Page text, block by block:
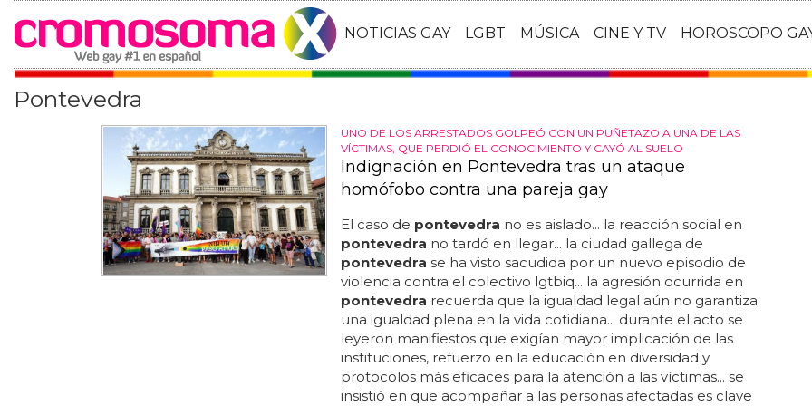
NOTICIAS GAY LGBT MÚSICA CINE Y TV HOROSCOPO
Pontevedra
UNO DE LOS ARRESTADOS GOLPEÓ CON UN PUÑETAZO A UNA DE LAS
VÍCTIMAS, QUE PERDIÓ EL CONOCIMIENTO Y CAYÓ AL SUELO
Indignación en Pontevedra tras un ataque
homófobo contra una pareja gay
El caso de pontevedra no es aislado... la reacción social en
pontevedra no tardó en llegar... la ciudad gallega de
pontevedra se ha visto sacudida por un nuevo episodio de
violencia contra el colectivo lgtbiq... la agresión ocurrida en
pontevedra recuerda que la igualdad legal aún no garantiza
una igualdad plena en la vida cotidiana... durante el acto se
leyeron manifiestos que exigían mayor implicación de las
instituciones, refuerzo en la educación en diversidad y
protocolos más eficaces para la atención a las víctimas... se
insistió en que acompañar a las personas afectadas es clave